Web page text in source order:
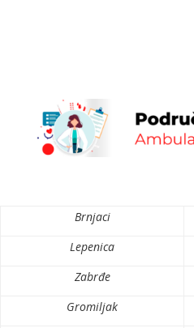
Brnjaci
Lepenica
Zabrđe
Gromiljak